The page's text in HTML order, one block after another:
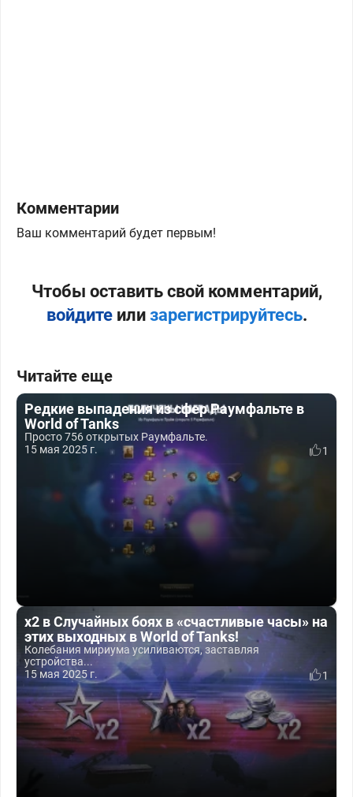
Комментарии
Ваш комментарий будет первым!
Чтобы оставить свой комментарий,
войдитеили зарегистрируйтесь.
Читайте еще
Редкие выпадения из сфер Раумфальте в
World of Tanks
Просто 756 открытых Раумфальте.
15 мая 2025 г.
1
x2 в Случайных боях в «счастливые часы» на
этих выходных в World of Tanks!
Колебания мириума усиливаются, заставляя
устройства...
15 мая 2025 г.
1